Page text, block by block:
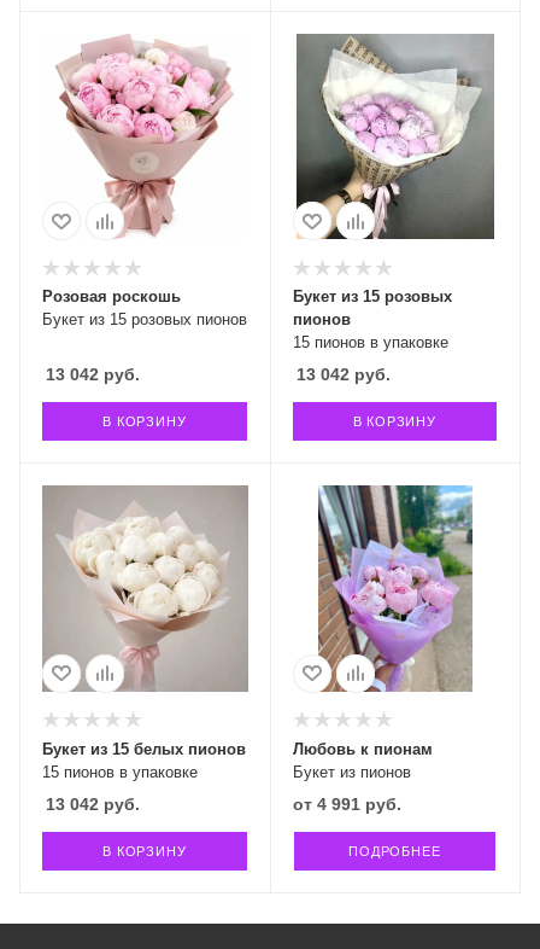
Букет из 15 розовых пионов
Розовая роскошь
13 042 руб.
В КОРЗИНУ
15 пионов в упаковке
Букет из 15 розовых
пионов
13 042 руб.
В КОРЗИНУ
15 пионов в упаковке
Букет из 15 белых пионов
13 042 руб.
В КОРЗИНУ
Букет из пионов
Любовь к пионам
от 4 991 руб.
ПОДРОБНЕЕ